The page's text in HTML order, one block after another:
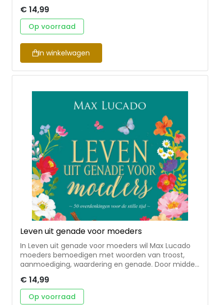
ontwikkeld met 100 gespreksvragen. Voor wie zet jij
je masker af? 100 prikkelende vragen voor
christelijke vrouwen, passend bij het boek Voor jou
zet ik mijn masker af. Geschikt voor tweetallen of
een groep. Gerjanne van Lagen (1985) en Christine
Stam (1982) zijn beiden moeder, columnist, schrijver
en spreker. Ze wonen in Kampen en werken sinds
het begin van hun vriendschap samen.
€ 14,99
Op voorraad
In winkelwagen
Leven uit genade voor moeders
In Leven uit genade voor moeders wil Max Lucado
moeders bemoedigen met woorden van troost,
aanmoediging, waardering en genade. Door middel
wijzen op Gods genade voor hen en hun kinderen.
Hij wil helpen inzien hoe ze kunnen kiezen voor
liefde, vreugde, vrede, geduld, vriendelijkheid en
€ 14,99
Op voorraad